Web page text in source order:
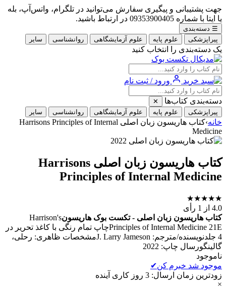
جهت پشتیبانی و پیگیری سفارش می‌توانید در تلگرام، واتس‌آپ، بله
یا ایتا با شماره 09353900405 در ارتباط باشید.
☰ دسته‌بندی
پیراپزشکی
علوم پایه علوم آزمایشگاهی روانشناسی سایر
یک دسته‌بندی را انتخاب کنید
ورود / ثبت نام
دسته‌بندی کتاب‌ها
✕
پیراپزشکی
علوم پایه علوم آزمایشگاهی روانشناسی سایر
خانه›
کتاب هاریسون زبان اصلی Harrisons Principles of Internal
Medicine
کتاب هاریسون زبان اصلی Harrisons
Principles of Internal Medicine
★
★
★
★
★
4.0 از 1 رأی
کتاب هاریسون زبان اصلی - تکست بوک هاریسونHarrison's
Principles of Internal Medicine 21Eچاپ تمام رنگی با کاغذ تحریر در
4 جلدنویسنده/مترجم: J. Larry Jamesonمشخصات ظاهری: رحلی،
گالینگورسال چاپ: 2022
ناموجود
موجود شد خبرم کن✔
زودترین زمان ارسال: 3 روز کاری آینده
×